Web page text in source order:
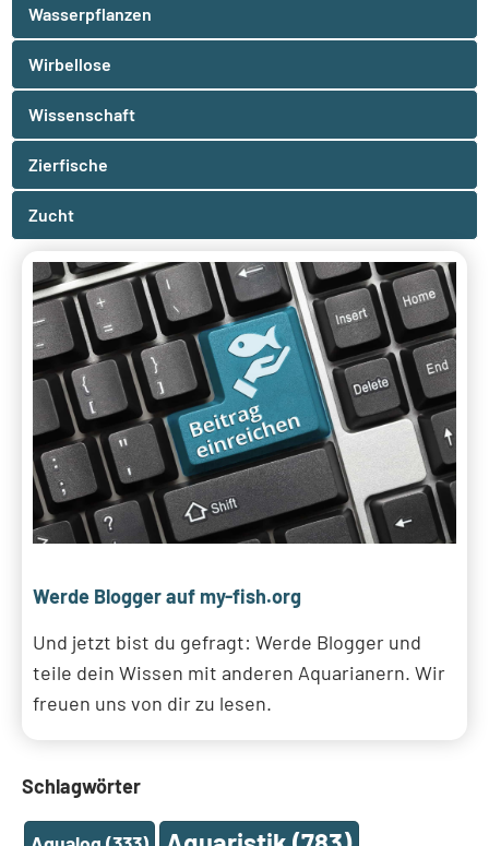
Wasserpflanzen
Wirbellose
Wissenschaft
Zierfische
Zucht
Werde Blogger auf my-fish.org
Und jetzt bist du gefragt: Werde Blogger und
teile dein Wissen mit anderen Aquarianern. Wir
freuen uns von dir zu lesen.
Schlagwörter